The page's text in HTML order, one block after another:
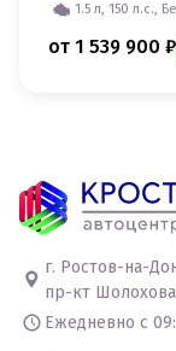
1.5 л, 150 л.с.,
от 1 539 900 ₽
г. Ростов-на-
пр-кт
Ежедневно с